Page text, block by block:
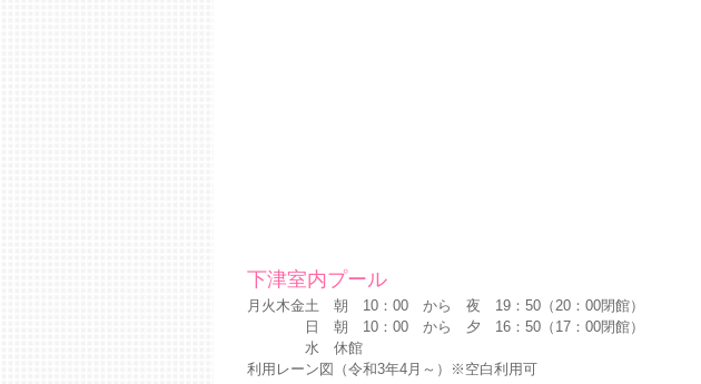
下津室内プール
月火木金土 朝 10：00 から 夜 19：50（20：00閉館）
日 朝 10：00 から 夕 16：50（17：00閉館）
水 休館
利用レーン図（令和3年4月～）※空白利用可